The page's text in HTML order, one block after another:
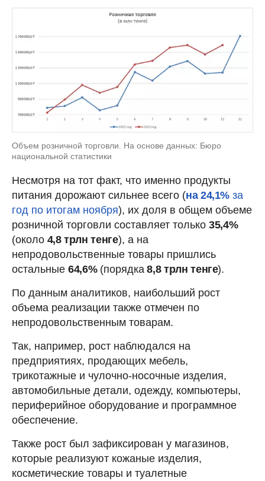
Объем розничной торговли. На основе данных: Бюро
национальной статистики
Несмотря на тот факт, что именно продукты
питания дорожают сильнее всего (на 24,1% за
год по итогам ноября), их доля в общем объеме
розничной торговли составляет только 35,4%
(около 4,8 трлн тенге), а на
непродовольственные товары пришлись
остальные 64,6% (порядка 8,8 трлн тенге).
По данным аналитиков, наибольший рост
объема реализации также отмечен по
непродовольственным товарам.
Так, например, рост наблюдался на
предприятиях, продающих мебель,
трикотажные и чулочно-носочные изделия,
автомобильные детали, одежду, компьютеры,
периферийное оборудование и программное
обеспечение.
Также рост был зафиксирован у магазинов,
которые реализуют кожаные изделия,
косметические товары и туалетные